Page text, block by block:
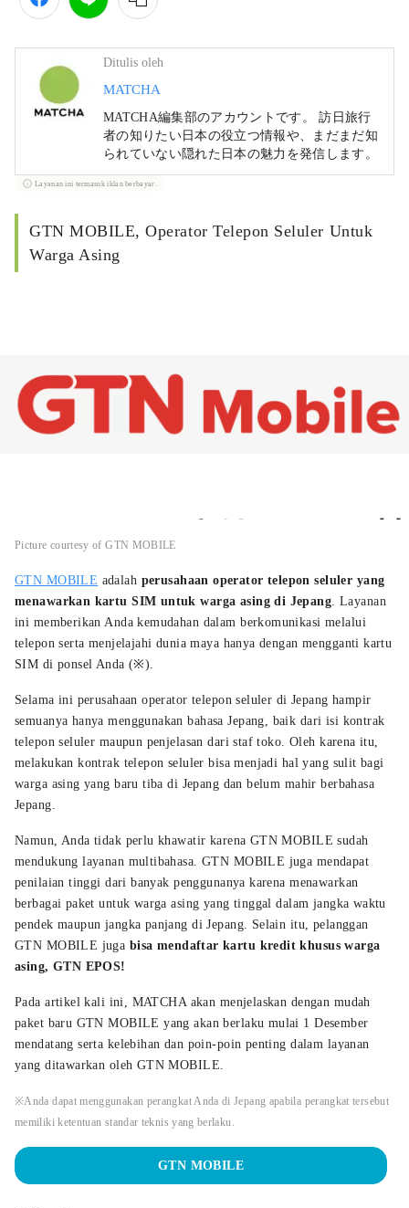
Ditulis oleh
MATCHA
MATCHA編集部のアカウントです。 訪日旅行
者の知りたい日本の役立つ情報や、まだまだ知
られていない隠れた日本の魅力を発信します。
Layanan ini termasuk iklan berbayar.
GTN MOBILE, Operator Telepon Seluler Untuk
Warga Asing
Picture courtesy of GTN MOBILE
GTN MOBILE adalah perusahaan operator telepon seluler yang
menawarkan kartu SIM untuk warga asing di Jepang. Layanan
ini memberikan Anda kemudahan dalam berkomunikasi melalui
telepon serta menjelajahi dunia maya hanya dengan mengganti kartu
SIM di ponsel Anda (※).
Selama ini perusahaan operator telepon seluler di Jepang hampir
semuanya hanya menggunakan bahasa Jepang, baik dari isi kontrak
telepon seluler maupun penjelasan dari staf toko. Oleh karena itu,
melakukan kontrak telepon seluler bisa menjadi hal yang sulit bagi
warga asing yang baru tiba di Jepang dan belum mahir berbahasa
Jepang.
Namun, Anda tidak perlu khawatir karena GTN MOBILE sudah
mendukung layanan multibahasa. GTN MOBILE juga mendapat
penilaian tinggi dari banyak penggunanya karena menawarkan
berbagai paket untuk warga asing yang tinggal dalam jangka waktu
pendek maupun jangka panjang di Jepang. Selain itu, pelanggan
GTN MOBILE juga bisa mendaftar kartu kredit khusus warga
asing, GTN EPOS!
Pada artikel kali ini, MATCHA akan menjelaskan dengan mudah
paket baru GTN MOBILE yang akan berlaku mulai 1 Desember
mendatang serta kelebihan dan poin-poin penting dalam layanan
yang ditawarkan oleh GTN MOBILE.
※Anda dapat menggunakan perangkat Anda di Jepang apabila perangkat tersebut
memiliki ketentuan standar teknis yang berlaku.
GTN MOBILE